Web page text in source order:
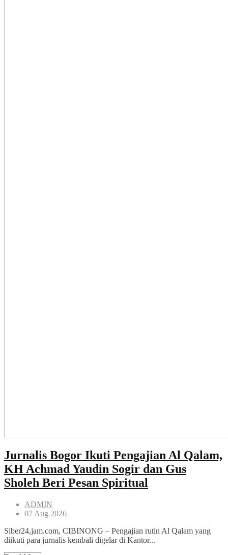
Jurnalis Bogor Ikuti Pengajian Al Qalam,
KH Achmad Yaudin Sogir dan Gus
Sholeh Beri Pesan Spiritual
ADMIN
07 Aug 2026
Siber24,jam.com, CIBINONG – Pengajian rutin Al Qalam yang
diikuti para jurnalis kembali digelar di Kantor...